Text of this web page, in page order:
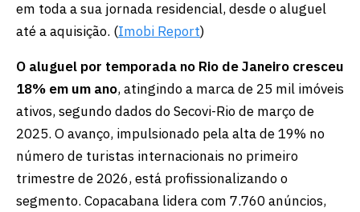
em toda a sua jornada residencial, desde o aluguel
até a aquisição. (Imobi Report)
O aluguel por temporada no Rio de Janeiro cresceu
18% em um ano, atingindo a marca de 25 mil imóveis
ativos, segundo dados do Secovi-Rio de março de
2025. O avanço, impulsionado pela alta de 19% no
número de turistas internacionais no primeiro
trimestre de 2026, está profissionalizando o
segmento. Copacabana lidera com 7.760 anúncios,